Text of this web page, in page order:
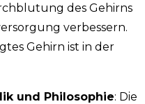
des Gehirns
verbessern.
Gehirn ist in der
und Philosophie: Die